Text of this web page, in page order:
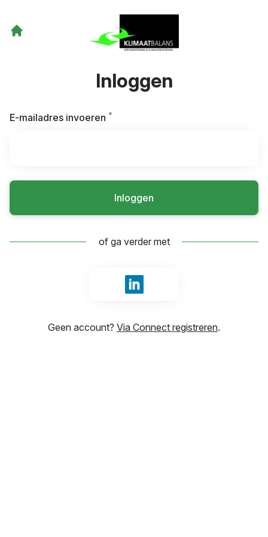
Inloggen
E-mailadres invoeren *
Inloggen
of ga verder met
Inloggen met LinkedIn
Geen account? Via Connect registreren.